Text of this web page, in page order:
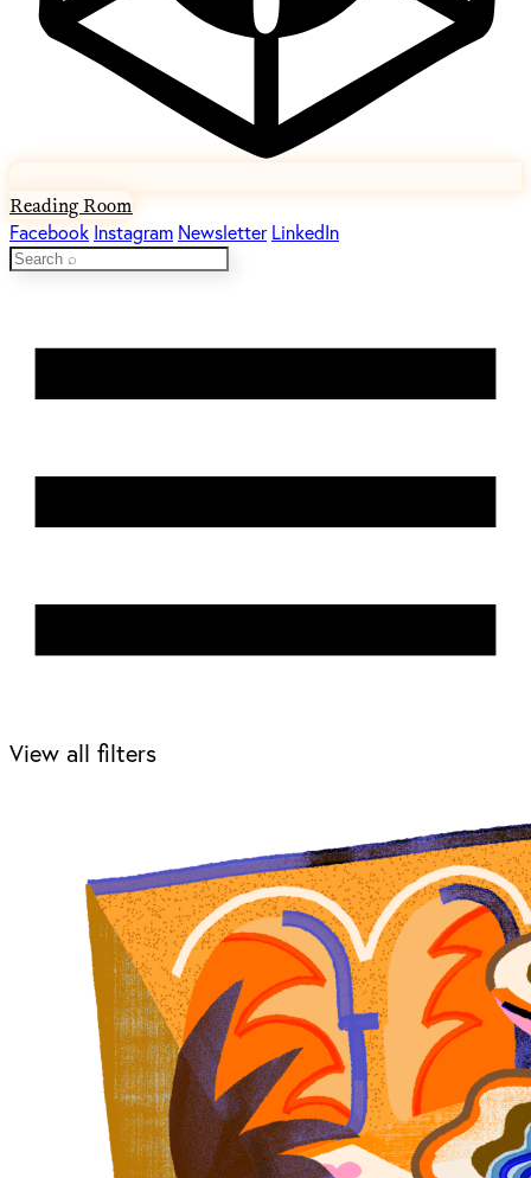
Reading Room
Facebook Instagram Newsletter LinkedIn
View all filters